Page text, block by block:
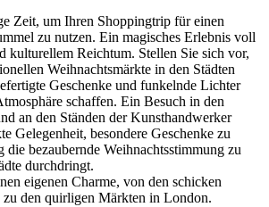
Zeit, um Ihren Shoppingtrip für einen
zu nutzen. Ein magisches Erlebnis voll
kulturellem Reichtum. Stellen Sie sich vor,
Weihnachtsmärkte in den Städten
Geschenke und funkelnde Lichter
schaffen. Ein Besuch in den
an den Ständen der Kunsthandwerker
Gelegenheit, besondere Geschenke zu
bezaubernde Weihnachtsstimmung zu
durchdringt.
eigenen Charme, von den schicken
den quirligen Märkten in London.